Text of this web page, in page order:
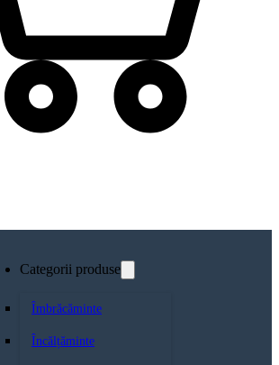
Categorii produse
Îmbrăcăminte
Încălțăminte